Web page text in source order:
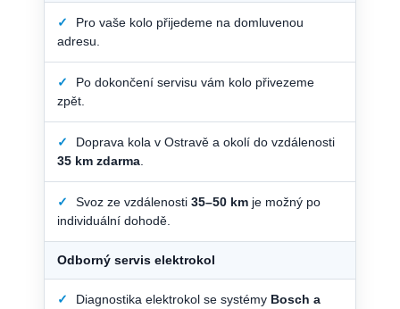
✓
Pro vaše kolo přijedeme na domluvenou
adresu.
✓
Po dokončení servisu vám kolo přivezeme
zpět.
✓
Doprava kola v Ostravě a okolí do vzdálenosti
35 km zdarma
✓ Svoz ze vzdálenosti 35–50 km je možný po
individuální dohodě.
Odborný servis elektrokol
✓ Diagnostika elektrokol se systémy Bosch a